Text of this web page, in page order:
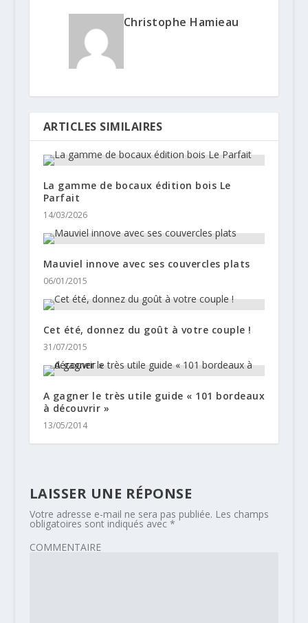
Christophe Hamieau
ARTICLES SIMILAIRES
La gamme de bocaux édition bois Le
Parfait
14/03/2026
Mauviel innove avec ses couvercles plats
06/01/2015
Cet été, donnez du goût à votre couple !
31/07/2015
A gagner le très utile guide « 101 bordeaux
à découvrir »
13/05/2014
LAISSER UNE RÉPONSE
Votre adresse e-mail ne sera pas publiée. Les champs
obligatoires sont indiqués avec *
COMMENTAIRE